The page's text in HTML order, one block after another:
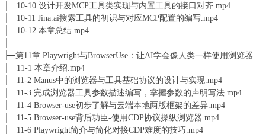
│ 10-10 设计开发MCP工具类实现与内置工具的接口对齐.mp4
│ 10-11 Jina.ai搜索工具的初识与对应MCP配置的编写.mp4
│ 10-12 本章总结.mp4
├─第11章 Playwright与BrowserUse：让AI学会像人类一样使用浏览器
│ 11-1 本章介绍.mp4
│ 11-2 Manus中的浏览器与工具基础协议的设计与实现.mp4
│ 11-3 完成浏览器工具参数描述编写，掌握参数的声明写法.mp4
│ 11-4 Browser-use初步了解与云端本地两版框架的差异.mp4
│ 11-5 Browser-use背后功臣-使用CDP协议操纵浏览器.mp4
│ 11-6 Playwright简介与简化对接CDP难度的技巧.mp4